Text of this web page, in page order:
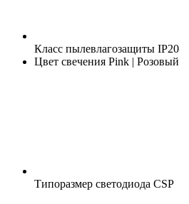
Класс пылевлагозащиты IP20
Цвет свечения Pink | Розовый
Типоразмер светодиода CSP